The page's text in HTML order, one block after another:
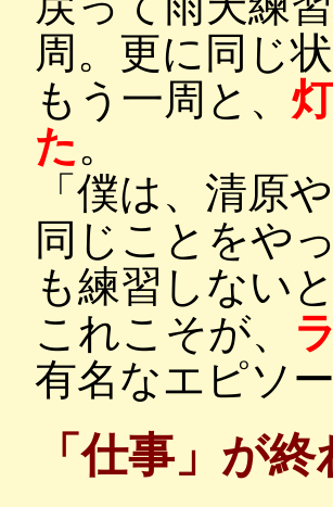
周。更に同じ
もう一周と、
た。
「僕は、清原
同じことをや
も練習しない
これこそが、
有名なエピソー
「仕事」が